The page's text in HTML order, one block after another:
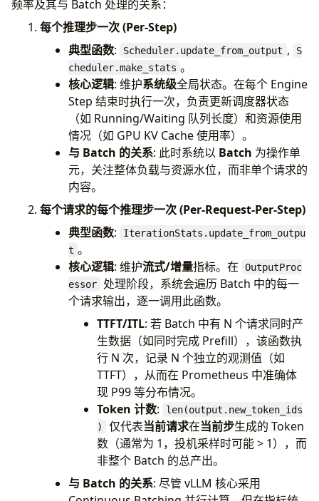
频率及其与 Batch 处理的关系：
每个推理步一次 (Per-Step)
典型函数: Scheduler.update_from_output ,
S
cheduler.make_stats 。
核心逻辑: 维护系统级全局状态。在每个 Engine
Step 结束时执行一次，负责更新调度器状态
（如 Running/Waiting 队列长度）和资源使用
情况（如 GPU KV Cache 使用率）。
与 Batch 的关系: 此时系统以 Batch 为操作单
元，关注整体负载与资源水位，而非单个请求的
内容。
每个请求的每个推理步一次 (Per-Request-Per-Step)
典型函数:
IterationStats.update_from_outpu
t 。
核心逻辑: 维护流式/增量指标。在
OutputProc
essor
处理阶段，系统会遍历 Batch 中的每一
个请求输出，逐一调用此函数。
TTFT/ITL: 若 Batch 中有 N 个请求同时产
生数据（如同时完成 Prefill），该函数执
行 N 次，记录 N 个独立的观测值（如
TTFT），从而在 Prometheus 中准确体
现 P99 等分布情况。
Token 计数:
len(output.new_token_ids
)
仅代表当前请求在当前步生成的 Token
数（通常为 1，投机采样时可能 > 1），而
非整个 Batch 的总产出。
与 Batch 的关系: 尽管 vLLM 核心采用